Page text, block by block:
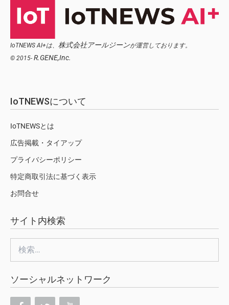
IoTNEWS AI+は、 株式会社アールジーンが運営しております。
© 2015- R.GENE,Inc.
IoTNEWSについて
IoTNEWSとは
広告掲載・タイアップ
プライバシーポリシー
特定商取引法に基づく表示
お問合せ
サイト内検索
索:
ソーシャルネットワーク